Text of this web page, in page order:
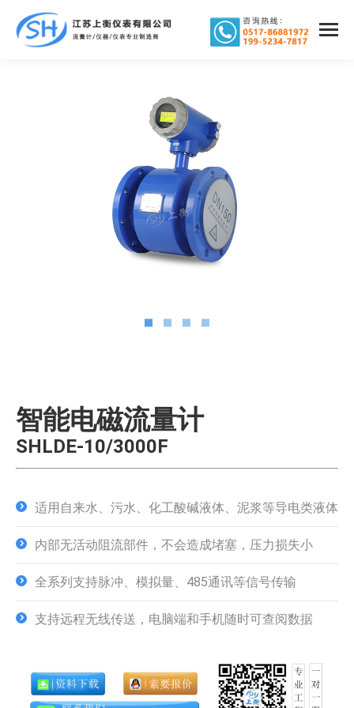
智能电磁流量计
SHLDE-10/3000F
适用自来水、污水、化工酸碱液体、泥浆等导电类液体
内部无活动阻流部件，不会造成堵塞，压力损失小
全系列支持脉冲、模拟量、485通讯等信号传输
支持远程无线传送，电脑端和手机随时可查阅数据